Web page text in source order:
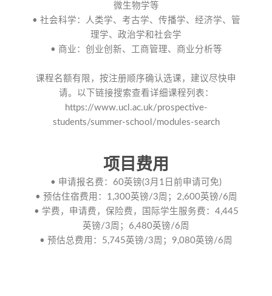
微生物学等
• 社会科学：人类学、考古学、传播学、经济学、管
理学、政治学和社会学
• 商业：创业创新、工商管理、商业分析等
课程名额有限，按注册顺序确认选课，建议尽快申
请。以下链接搜索查看详细课程列表：
https://www.ucl.ac.uk/prospective-
students/summer-school/modules-search
项目费用
• 申请报名费：60英镑(3月1日前申请可免)
• 预估住宿费用：1,300英镑/3周；2,600英镑/6周
• 学费，申请费，保险费，国际学生服务费：4,445
英镑/3周；6,480英镑/6周
• 预估总费用：5,745英镑/3周；9,080英镑/6周